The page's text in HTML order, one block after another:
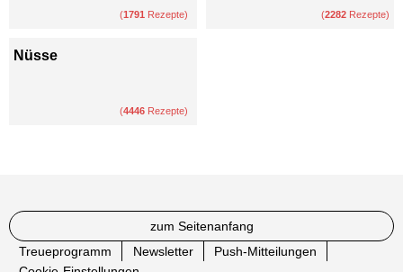
(1791 Rezepte) (2282 Rezepte)
Nüsse
(4446 Rezepte)
zum Seitenanfang
Treueprogramm
Newsletter
Push-Mitteilungen